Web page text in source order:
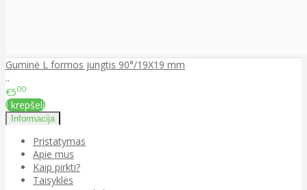
Guminė L formos jungtis 90°/19X19 mm
..
€500
Į krepšelį
Informacija
Pristatymas
Apie mus
Kaip pirkti?
Taisyklės